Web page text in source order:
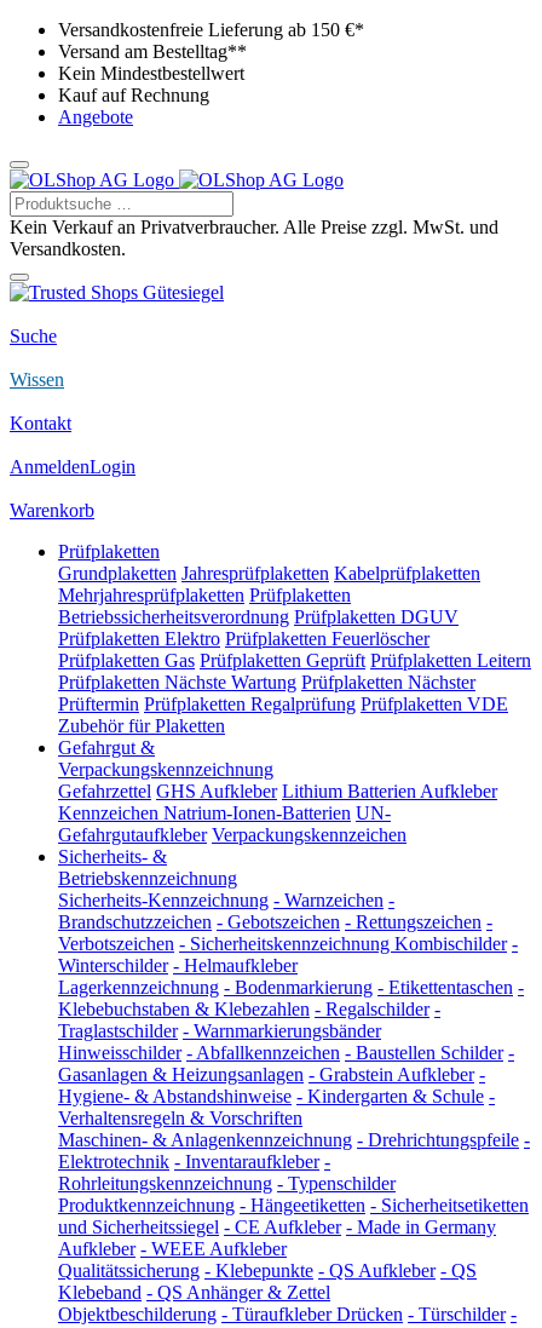
Versandkostenfreie Lieferung ab 150 €*
Versand am Bestelltag**
Kein Mindestbestellwert
Kauf auf Rechnung
Angebote
Kein Verkauf an Privatverbraucher. Alle Preise zzgl. MwSt. und
Versandkosten.
Suche
Wissen
Kontakt
AnmeldenLogin
Warenkorb
Prüfplaketten
Grundplaketten Jahresprüfplaketten Kabelprüfplaketten
Mehrjahresprüfplaketten Prüfplaketten
Betriebssicherheitsverordnung Prüfplaketten DGUV
Prüfplaketten Elektro Prüfplaketten Feuerlöscher
Prüfplaketten Gas Prüfplaketten Geprüft Prüfplaketten Leitern
Prüfplaketten Nächste Wartung Prüfplaketten Nächster
Prüftermin Prüfplaketten Regalprüfung Prüfplaketten VDE
Zubehör für Plaketten
Gefahrgut &
Verpackungskennzeichnung
Gefahrzettel GHS Aufkleber Lithium Batterien Aufkleber
Kennzeichen Natrium-Ionen-Batterien UN-
Gefahrgutaufkleber Verpackungskennzeichen
Sicherheits- &
Betriebskennzeichnung
Sicherheits-Kennzeichnung - Warnzeichen -
Brandschutzzeichen - Gebotszeichen - Rettungszeichen -
Verbotszeichen - Sicherheitskennzeichnung Kombischilder -
Winterschilder - Helmaufkleber
Lagerkennzeichnung - Bodenmarkierung - Etikettentaschen -
Klebebuchstaben & Klebezahlen - Regalschilder -
Traglastschilder - Warnmarkierungsbänder
Hinweisschilder - Abfallkennzeichen - Baustellen Schilder -
Gasanlagen & Heizungsanlagen - Grabstein Aufkleber -
Hygiene- & Abstandshinweise - Kindergarten & Schule -
Verhaltensregeln & Vorschriften
Maschinen- & Anlagenkennzeichnung - Drehrichtungspfeile -
Elektrotechnik - Inventaraufkleber -
Rohrleitungskennzeichnung - Typenschilder
Produktkennzeichnung - Hängeetiketten - Sicherheitsetiketten
und Sicherheitssiegel - CE Aufkleber - Made in Germany
Aufkleber - WEEE Aufkleber
Qualitätssicherung - Klebepunkte - QS Aufkleber - QS
Klebeband - QS Anhänger & Zettel
Objektbeschilderung - Türaufkleber Drücken - Türschilder -